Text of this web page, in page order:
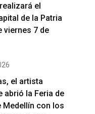
el
de la Patria
viernes 7 de
el artista
abrió la Feria de
Medellín con los